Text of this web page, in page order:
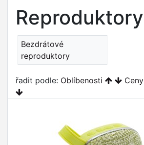
Reproduktory
Bezdrátové
reproduktory
řadit podle: Oblíbenosti Ceny